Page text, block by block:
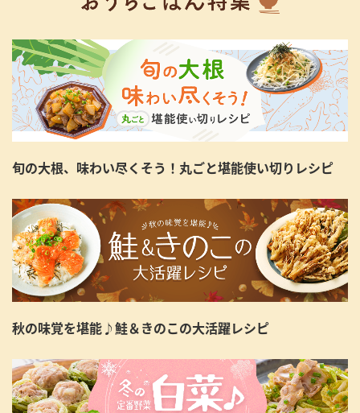
旬の大根、味わい尽くそう！丸ごと堪能使い切りレシピ
秋の味覚を堪能♪鮭＆きのこの大活躍レシピ